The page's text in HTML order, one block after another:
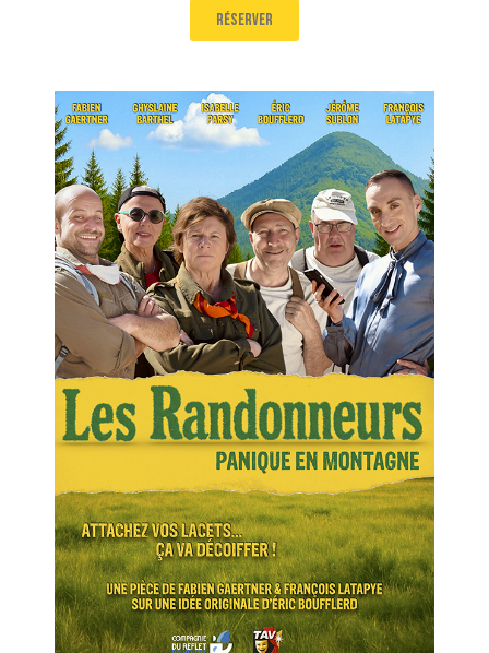
réserver
Les Randonneurs – Panique en montagne
Salle 1
14h35